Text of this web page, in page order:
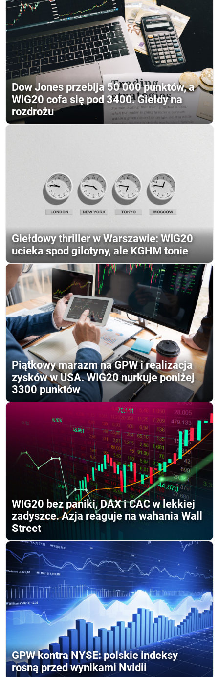
Dow Jones przebija 50 000 punktów, a
WIG20 cofa się pod 3400. Giełdy na
rozdrożu
Giełdowy thriller w Warszawie: WIG20
ucieka spod gilotyny, ale KGHM tonie
Piątkowy marazm na GPW i realizacja
zysków w USA. WIG20 nurkuje poniżej
3300 punktów
WIG20 bez paniki, DAX i CAC w lekkiej
zadyszce. Azja reaguje na wahania Wall
Street
GPW kontra NYSE: polskie indeksy
rosną przed wynikami Nvidii